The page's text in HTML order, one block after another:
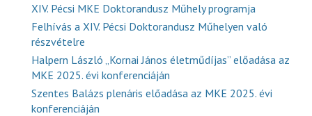
XIV. Pécsi MKE Doktorandusz Műhely programja
Felhívás a XIV. Pécsi Doktorandusz Műhelyen való
részvételre
Halpern László „Kornai János életműdíjas” előadása az
MKE 2025. évi konferenciáján
Szentes Balázs plenáris előadása az MKE 2025. évi
konferenciáján